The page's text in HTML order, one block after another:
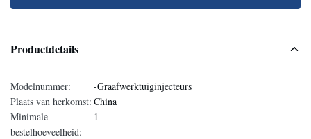
Productdetails
Modelnummer:
-Graafwerktuiginjecteurs
Plaats van herkomst: China
Minimale
bestelhoeveelheid:
1